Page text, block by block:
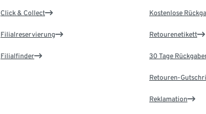
Click & Collect
Filialreservierung
Filialfinder
Kostenlose
Retourenetikett
30 Tage
Retouren-
Reklamation